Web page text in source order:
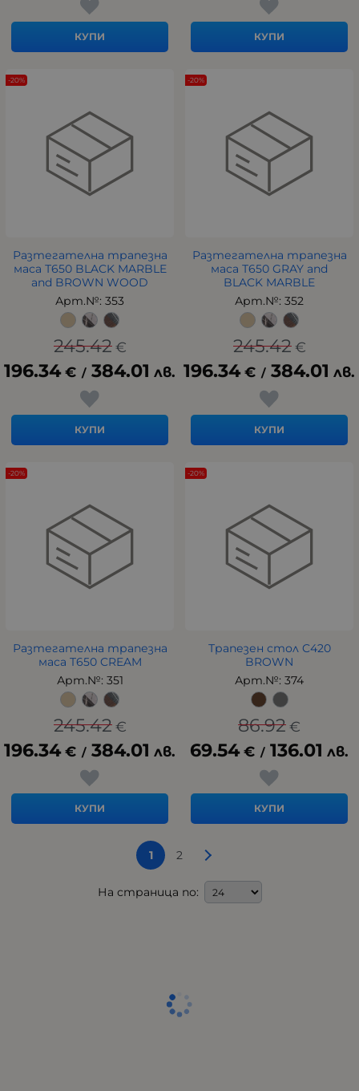
КУПИ КУПИ
Разтегателна трапезна
маса Т650 BLACK MARBLE
and BROWN WOOD
Арт.№: 353
245.42 €
196.34 € / 384.01 лв.
КУПИ
-20%
Разтегателна трапезна
маса Т650 GRAY and
BLACK MARBLE
Арт.№: 352
245.42 €
196.34 € / 384.01 лв.
КУПИ
-20%
Разтегателна трапезна
маса T650 CREAM
Арт.№: 351
245.42 €
196.34 € / 384.01 лв.
КУПИ
-20%
Трапезен стол C420
BROWN
Арт.№: 374
86.92€
69.54 € / 136.01 лв.
КУПИ
-20%
1 2
На страница по: